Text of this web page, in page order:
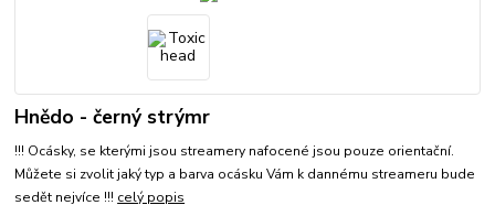
Hnědo - černý strýmr
!!! Ocásky, se kterými jsou streamery nafocené jsou pouze orientační.
Můžete si zvolit jaký typ a barva ocásku Vám k dannému streameru bude
sedět nejvíce !!! celý popis